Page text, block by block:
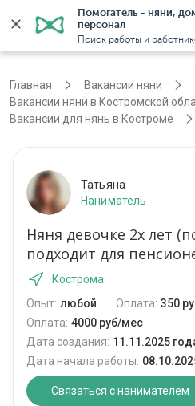
Помогатель - няни,
персонал
Поиск работы и
Главная
Вакансии няни
Вакансии няни в Костромской
Вакансии для нянь в Костроме
Татьяна
Наниматель
Няня девочке 2х лет
подходит для
Кострома
Опыт: любой Оплата: 350
Оплата: 4000 руб/мес
Дата создания: 11.11.2025
Дата начала работы:
Связаться с нанимателем